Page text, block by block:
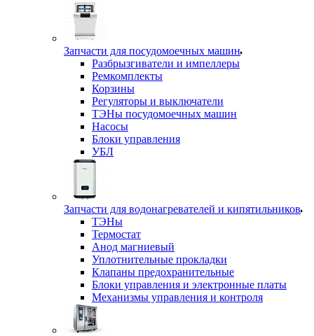
Запчасти для посудомоечных машин
Разбрызгиватели и импеллеры
Ремкомплекты
Корзины
Регуляторы и выключатели
ТЭНы посудомоечных машин
Насосы
Блоки управления
УБЛ
Запчасти для водонагревателей и кипятильников
ТЭНы
Термостат
Анод магниевый
Уплотнительные прокладки
Клапаны предохранительные
Блоки управления и электронные платы
Механизмы управления и контроля